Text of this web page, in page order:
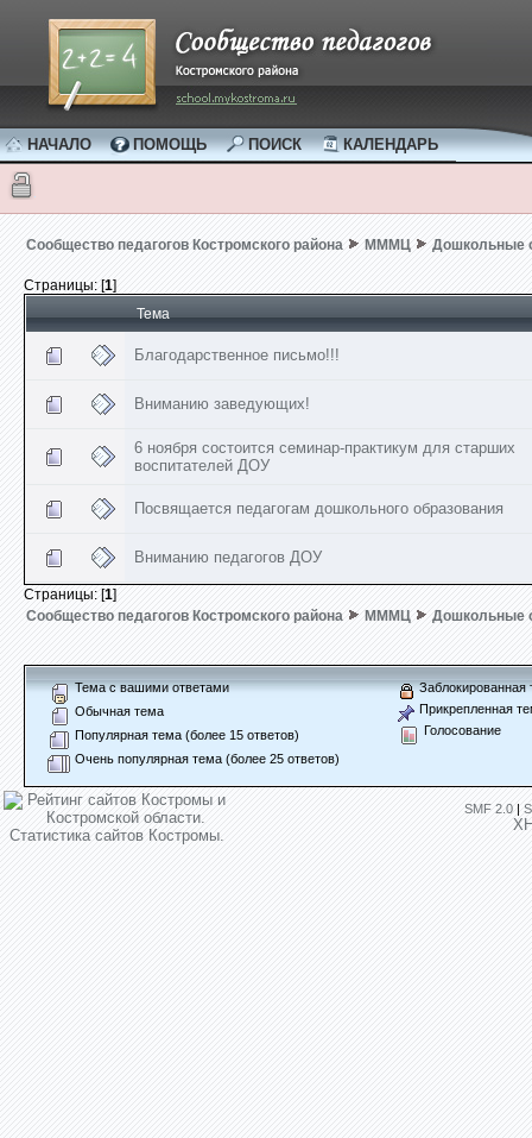
НАЧАЛО ПОМОЩЬ ПОИСК КАЛЕНДАРЬ
Сообщество педагогов Костромского района МММЦ Дошкольные
Страницы: [1]
Тема
Благодарственное письмо!!!
Вниманию заведующих!
6 ноября состоится семинар-практикум для старших
воспитателей ДОУ
Посвящается педагогам дошкольного образования
Вниманию педагогов ДОУ
Страницы: [1]
Сообщество педагогов Костромского района МММЦ Дошкольные
Тема с вашими ответами
Обычная тема
Популярная тема (более 15 ответов)
Очень популярная тема (более 25 ответов)
Заблокированная
Прикрепленная
Голосование
SMF 2.0 |